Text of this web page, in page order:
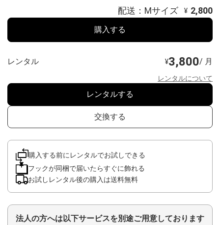
配送：Mサイズ ¥ 2,800
購入する
レンタル ¥3,800/ 月
レンタルについて
レンタルする
交換する
購入する前にレンタルでお試しできる
フックが同梱で届いたらすぐに飾れる
お試しレンタル後の購入は送料無料
法人の方へは以下サービスを別途ご用意しております